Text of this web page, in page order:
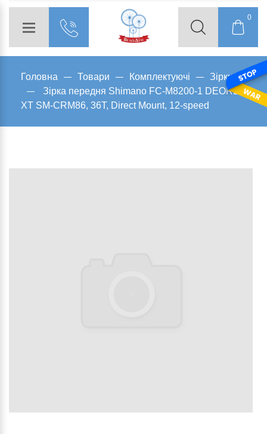
0
Головна Товари Комплектуючі
Зірки
Зірка передня Shimano FC-M8200-1 DEORE
XT SM-CRM86, 36T, Direct Mount, 12-speed